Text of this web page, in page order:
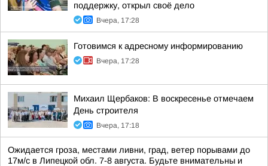
поддержку, открыл своё дело
Вчера, 17:28
Готовимся к адресному информированию
Вчера, 17:28
Михаил Щербаков: В воскресенье отмечаем
День строителя
Вчера, 17:18
Ожидается гроза, местами ливни, град, ветер порывами до
17м/с в Липецкой обл. 7-8 августа. Будьте внимательны и